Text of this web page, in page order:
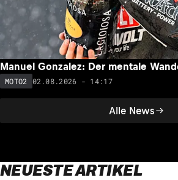
Alle News
Manuel Gonzalez: Der mentale
MOTO2 02.08.2026 - 14:17
NEUESTE ARTIKEL